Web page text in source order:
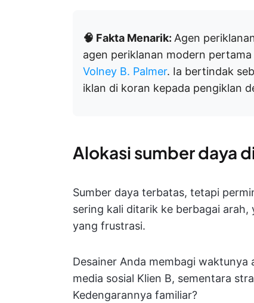
🧠 Fakta Menarik: Agen
agen periklanan modern
Volney B. Palmer. Ia bertindak
iklan di koran kepada pengiklan
Alokasi sumber daya
Sumber daya terbatas, tetapi
sering kali ditarik ke berbagai
yang frustrasi.
Desainer Anda membagi
media sosial Klien B, sementara
Kedengarannya familiar?